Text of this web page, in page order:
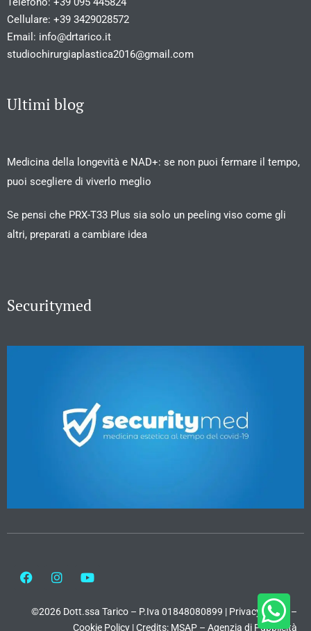
Cellulare: +39 3429028572
Email: info@drtarico.it
studiochirurgiaplastica2016@gmail.com
Ultimi blog
Medicina della longevità e NAD+: se non puoi fermare il tempo,
puoi scegliere di viverlo meglio
Se pensi che PRX-T33 Plus sia solo un peeling viso come gli
altri, preparati a cambiare idea
Securitymed
©2026 Dott.ssa Tarico – P.Iva 01848080899 | Privacy Policy –
Cookie Policy |Credits: MSAP – Agenzia di Pubblicità